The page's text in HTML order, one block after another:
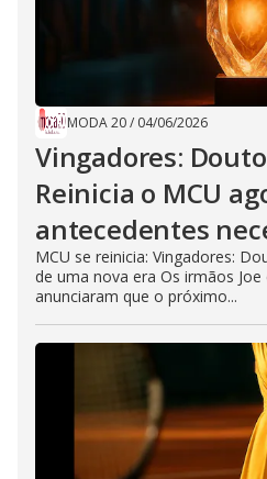
MODA 20/ 04/06/2026
Vingadores:
Reinicia o MCU
antecedentes
MCU se reinicia: Vingadores:
de uma nova era Os irmãos
anunciaram que o próximo...